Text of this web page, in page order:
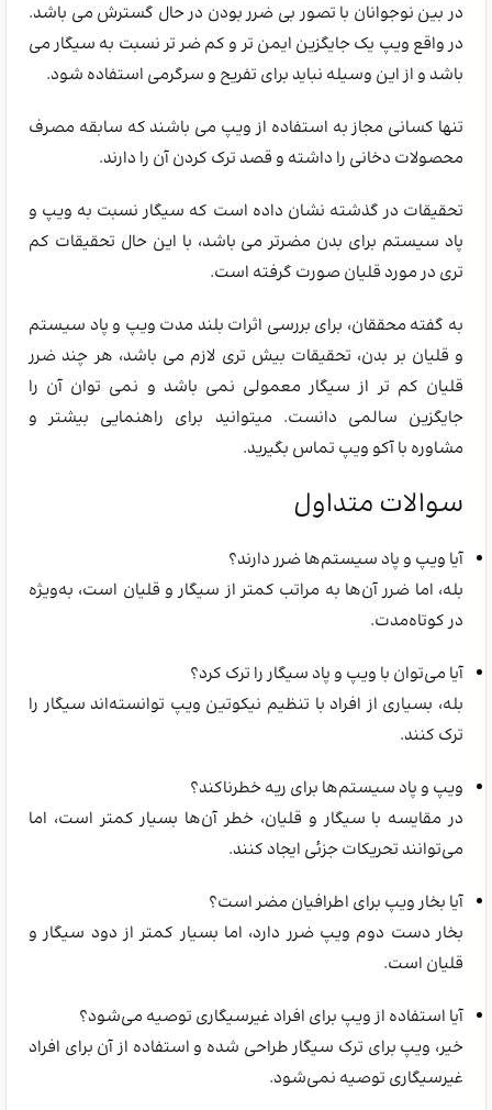
در بین نوجوانان با تصور بی ضرر بودن در حال گسترش می باشد.
در واقع ویپ یک جایگزین ایمن تر و کم ضر تر نسبت به سیگار می
باشد و از این وسیله نباید برای تفریح و سرگرمی استفاده شود.
تنها کسانی مجاز به استفاده از ویپ می باشند که سابقه مصرف
محصولات دخانی را داشته و قصد ترک کردن آن را دارند.
تحقیقات در گذشته نشان داده است که سیگار نسبت به ویپ و
پاد سیستم برای بدن مضرتر می باشد، با این حال تحقیقات کم
تری در مورد قلیان صورت گرفته است.
به گفته محققان، برای بررسی اثرات بلند مدت ویپ و پاد سیستم
و قلیان بر بدن، تحقیقات بیش تری لازم می باشد، هر چند ضرر
قلیان کم تر از سیگار معمولی نمی باشد و نمی توان آن را
جایگزین سالمی دانست. میتوانید برای راهنمایی بیشتر و
مشاوره با آکو ویپ تماس بگیرید.
سوالات متداول
آیا ویپ و پاد سیستم‌ها ضرر دارند؟
بله، اما ضرر آن‌ها به مراتب کمتر از سیگار و قلیان است، به‌ویژه
در کوتاه‌مدت.
آیا می‌توان با ویپ و پاد سیگار را ترک کرد؟
بله، بسیاری از افراد با تنظیم نیکوتین ویپ توانسته‌اند سیگار را
ترک کنند.
ویپ و پاد سیستم‌ها برای ریه خطرناکند؟
در مقایسه با سیگار و قلیان، خطر آن‌ها بسیار کمتر است، اما
می‌توانند تحریکات جزئی ایجاد کنند.
آیا بخار ویپ برای اطرافیان مضر است؟
بخار دست دوم ویپ ضرر دارد، اما بسیار کمتر از دود سیگار و
قلیان است.
آیا استفاده از ویپ برای افراد غیرسیگاری توصیه می‌شود؟
خیر، ویپ برای ترک سیگار طراحی شده و استفاده از آن برای افراد
غیرسیگاری توصیه نمی‌شود.